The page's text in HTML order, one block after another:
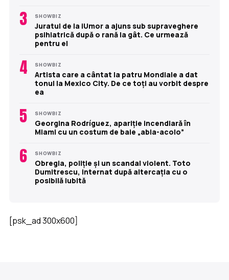
3 SHOWBIZ
Juratul de la iUmor a ajuns sub supraveghere
psihiatrică după o rană la gât. Ce urmează
pentru el
4 SHOWBIZ
Artista care a cântat la patru Mondiale a dat
tonul la Mexico City. De ce toți au vorbit despre
ea
5 SHOWBIZ
Georgina Rodríguez, apariție incendiară în
Miami cu un costum de baie „abia-acolo”
6 SHOWBIZ
Obregia, poliție și un scandal violent. Toto
Dumitrescu, internat după altercația cu o
posibilă iubită
[psk_ad 300x600]